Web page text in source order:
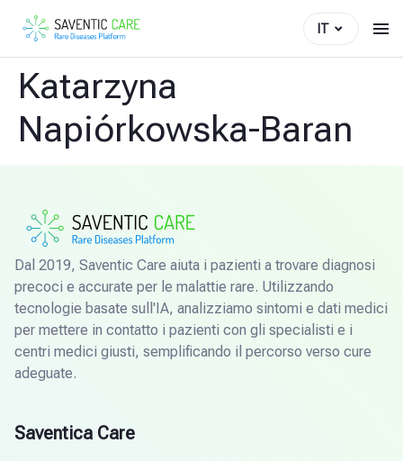
IT
Katarzyna
Napiórkowska-Baran
Dal 2019, Saventic Care aiuta i pazienti a trovare diagnosi
precoci e accurate per le malattie rare. Utilizzando
tecnologie basate sull'IA, analizziamo sintomi e dati medici
per mettere in contatto i pazienti con gli specialisti e i
centri medici giusti, semplificando il percorso verso cure
adeguate.
Saventica Care